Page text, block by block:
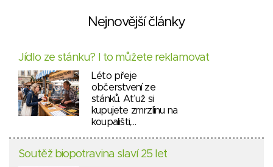
Nejnovější články
Jídlo ze stánku? I to můžete reklamovat
Léto přeje
občerstvení ze
stánků. Ať už si
kupujete zmrzlinu na
koupališti,…
Soutěž biopotravina slaví 25 let